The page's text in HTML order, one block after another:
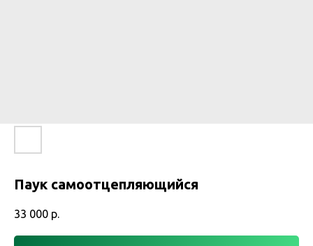
Паук самоотцепляющийся
33 000 р.